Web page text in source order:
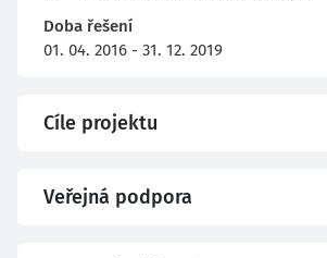
Doba řešení
01. 04. 2016 - 31. 12. 2019
Cíle projektu
Veřejná podpora